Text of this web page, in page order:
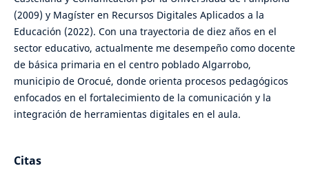
(2009) y Magíster en Recursos Digitales Aplicados a la
Educación (2022). Con una trayectoria de diez años en el
sector educativo, actualmente me desempeño como docente
de básica primaria en el centro poblado Algarrobo,
municipio de Orocué, donde orienta procesos pedagógicos
enfocados en el fortalecimiento de la comunicación y la
integración de herramientas digitales en el aula.
Citas